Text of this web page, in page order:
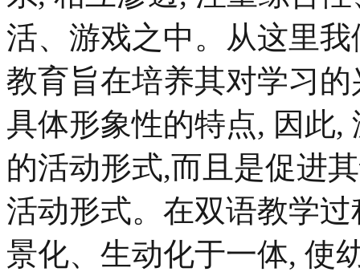
活、游戏之中。从这里
教育旨在培养其对学习
具体形象性的特点, 因此,
的活动形式,而且是促进
活动形式。在双语教学
景化、生动化于一体, 使